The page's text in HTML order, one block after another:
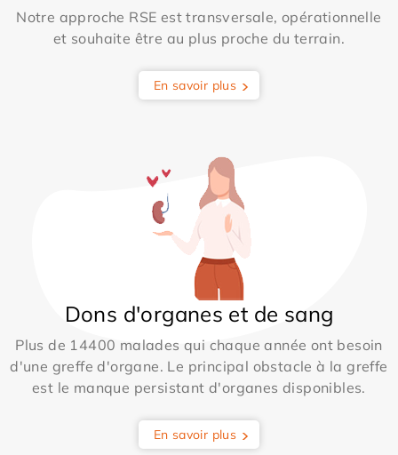
Notre approche RSE est transversale, opérationnelle
et souhaite être au plus proche du terrain.
En savoir plus
Dons d'organes et de sang
Plus de 14400 malades qui chaque année ont besoin
d'une greffe d'organe. Le principal obstacle à la greffe
est le manque persistant d'organes disponibles.
En savoir plus